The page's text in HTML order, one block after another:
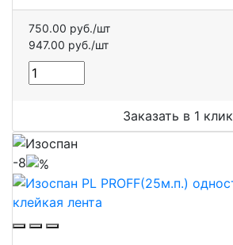
750.00 руб./шт
947.00 руб./шт
Заказать в 1 клик
-8